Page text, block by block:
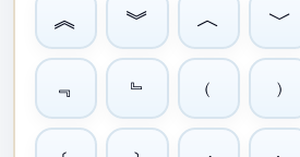
︽ ︾ ︿ ﹀
﹃ ﹄ ﹙ ﹚